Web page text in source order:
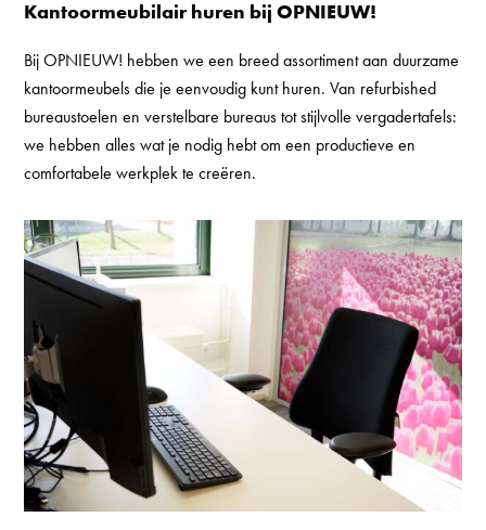
Kantoormeubilair huren bij OPNIEUW!
Bij OPNIEUW! hebben we een breed assortiment aan duurzame
kantoormeubels die je eenvoudig kunt huren. Van refurbished
bureaustoelen en verstelbare bureaus tot stijlvolle vergadertafels:
we hebben alles wat je nodig hebt om een productieve en
comfortabele werkplek te creëren.